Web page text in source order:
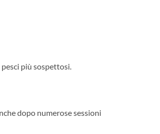
più sospettosi.
dopo numerose sessioni